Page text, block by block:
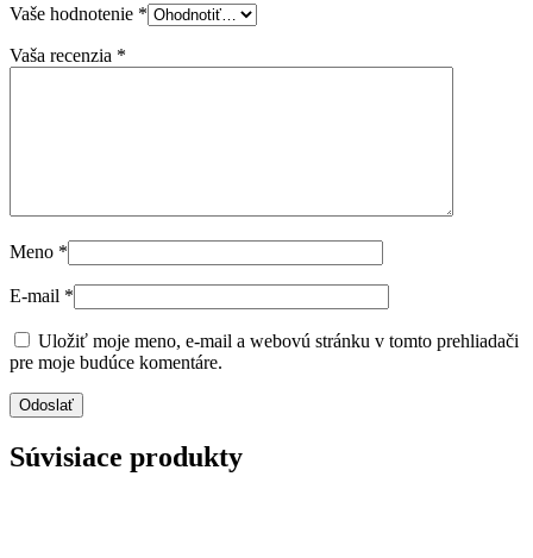
Vaše hodnotenie *
Vaša recenzia *
Meno *
E-mail *
Uložiť moje meno, e-mail a webovú stránku v tomto prehliadači
pre moje budúce komentáre.
Súvisiace produkty